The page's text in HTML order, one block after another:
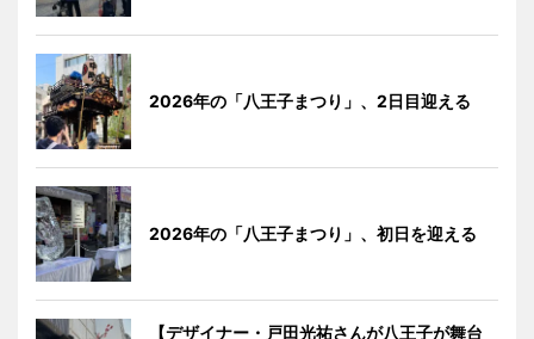
2026年の「八王子まつり」、2日目迎える
2026年の「八王子まつり」、初日を迎える
【デザイナー・戸田光祐さんが八王子が舞台